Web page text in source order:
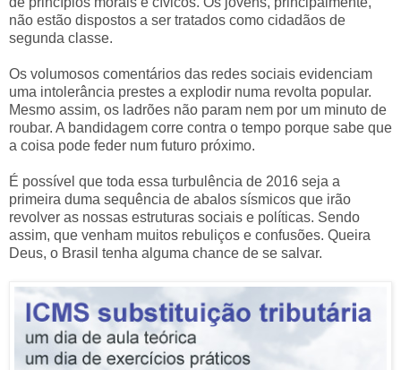
não estão dispostos a ser tratados como cidadãos de
segunda classe.
Os volumosos comentários das redes sociais evidenciam
uma intolerância prestes a explodir numa revolta popular.
Mesmo assim, os ladrões não param nem por um minuto de
roubar. A bandidagem corre contra o tempo porque sabe que
a coisa pode feder num futuro próximo.
É possível que toda essa turbulência de 2016 seja a
primeira duma sequência de abalos sísmicos que irão
revolver as nossas estruturas sociais e políticas. Sendo
assim, que venham muitos rebuliços e confusões. Queira
Deus, o Brasil tenha alguma chance de se salvar.